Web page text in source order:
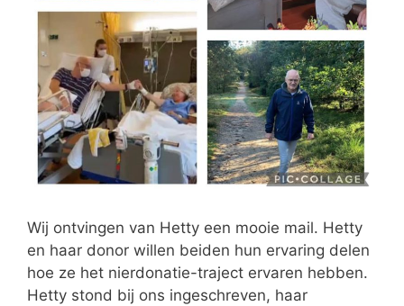
Wij ontvingen van Hetty een mooie mail. Hetty
en haar donor willen beiden hun ervaring delen
hoe ze het nierdonatie-traject ervaren hebben.
Hetty stond bij ons ingeschreven, haar